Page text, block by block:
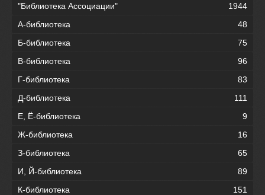
"Библиотека Ассоциации"
1944
А-библиотека
48
Б-библиотека
75
В-библиотека
96
Г-библиотека
83
Д-библиотека
111
Е, Ё-библиотека
9
Ж-библиотека
16
З-библиотека
65
И, Й-библиотека
89
К-библиотека
151